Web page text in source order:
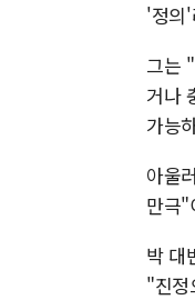
'정의
그는
거나
가능
아울
만극"
박 대
"진정